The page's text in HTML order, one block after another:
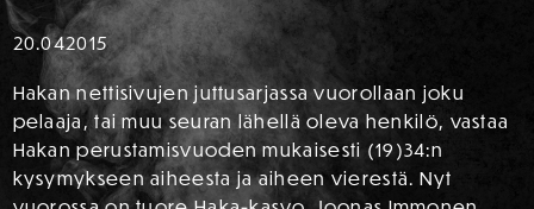
20.042015
Hakan nettisivujen juttusarjassa vuorollaan joku
pelaaja, tai muu seuran lähellä oleva henkilö, vastaa
Hakan perustamisvuoden mukaisesti (19)34:n
kysymykseen aiheesta ja aiheen vierestä. Nyt